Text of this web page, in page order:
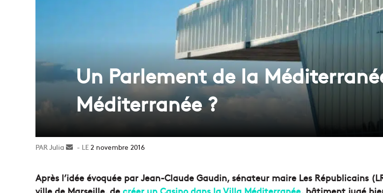
Un Parlement de la
Méditerranée ?
Julia
Envoyer2 novembre 2016
Après l’idée évoquée par Jean-Claude Gaudin, sénateur maire Les Républicains